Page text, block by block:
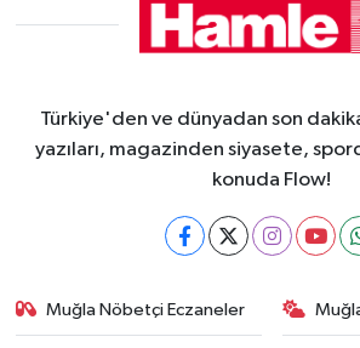
Türkiye'den ve dünyadan son
yazıları, magazinden siyasete,
konuda Flow!
Muğla Nöbetçi Eczaneler